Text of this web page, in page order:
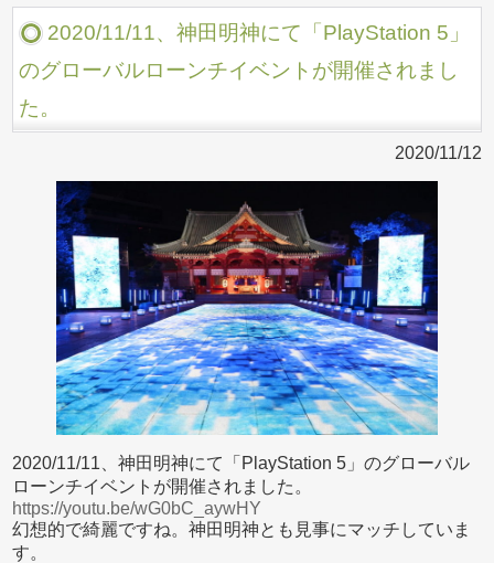
2020/11/11、神田明神にて「PlayStation 5」
のグローバルローンチイベントが開催されまし
た。
2020/11/12
2020/11/11、神田明神にて「PlayStation 5」のグローバル
ローンチイベントが開催されました。
https://youtu.be/wG0bC_aywHY
幻想的で綺麗ですね。神田明神とも見事にマッチしていま
す。